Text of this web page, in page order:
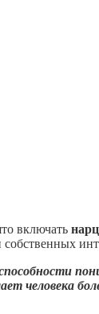
включать
человека